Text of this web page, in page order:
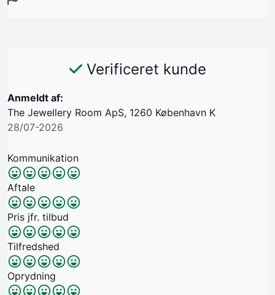
Verificeret kunde
Anmeldt af:
The Jewellery Room ApS, 1260 København K
28/07-2026
Kommunikation
Aftale
Pris jfr. tilbud
Tilfredshed
Oprydning